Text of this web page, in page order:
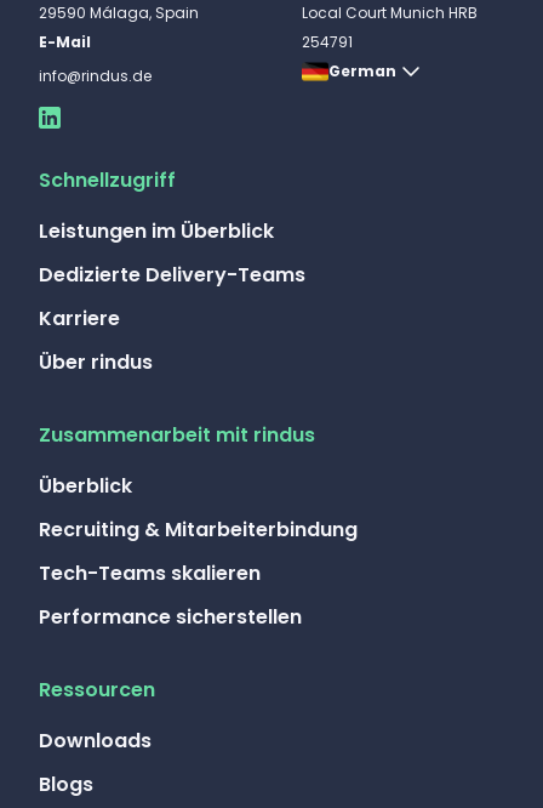
29590 Málaga, Spain
E-Mail
info@rindus.de
Local Court Munich HRB
254791
German
Schnellzugriff
Leistungen im Überblick
Dedizierte Delivery-Teams
Karriere
Über rindus
Zusammenarbeit mit rindus
Überblick
Recruiting & Mitarbeiterbindung
Tech-Teams skalieren
Performance sicherstellen
Ressourcen
Downloads
Blogs